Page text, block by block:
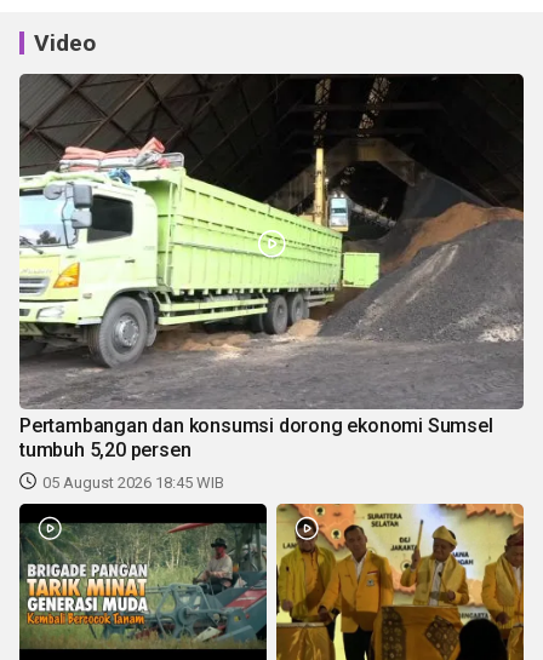
Video
Pertambangan dan konsumsi dorong ekonomi Sumsel
tumbuh 5,20 persen
05 August 2026 18:45 WIB